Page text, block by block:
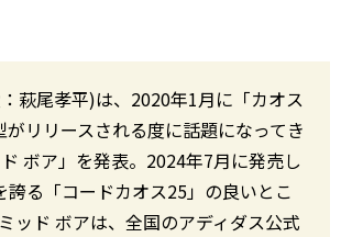
萩尾孝平)は、2020年1月に「カオス
リリースされる度に話題になってき
ボア」を発表。2024年7月に発売し
る「コードカオス25」の良いとこ
ッド ボアは、全国のアディダス公式